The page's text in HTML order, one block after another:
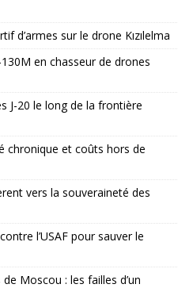
d’armes sur le drone Kızılelma
en chasseur de drones
J-20 le long de la frontière
chronique et coûts hors de
vers la souveraineté des
l’USAF pour sauver le
Moscou : les failles d’un